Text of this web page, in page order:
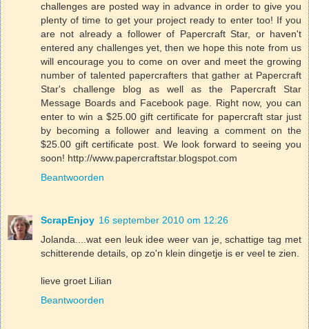
challenges are posted way in advance in order to give you
plenty of time to get your project ready to enter too! If you
are not already a follower of Papercraft Star, or haven't
entered any challenges yet, then we hope this note from us
will encourage you to come on over and meet the growing
number of talented papercrafters that gather at Papercraft
Star's challenge blog as well as the Papercraft Star
Message Boards and Facebook page. Right now, you can
enter to win a $25.00 gift certificate for papercraft star just
by becoming a follower and leaving a comment on the
$25.00 gift certificate post. We look forward to seeing you
soon! http://www.papercraftstar.blogspot.com
Beantwoorden
ScrapEnjoy 16 september 2010 om 12:26
Jolanda....wat een leuk idee weer van je, schattige tag met
schitterende details, op zo'n klein dingetje is er veel te zien.
lieve groet Lilian
Beantwoorden